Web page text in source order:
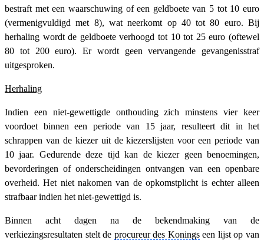
bestraft met een waarschuwing of een geldboete van 5 tot 10 euro
(vermenigvuldigd met 8), wat neerkomt op 40 tot 80 euro. Bij
herhaling wordt de geldboete verhoogd tot 10 tot 25 euro (oftewel
80 tot 200 euro). Er wordt geen vervangende gevangenisstraf
uitgesproken.
Herhaling
Indien een niet-gewettigde onthouding zich minstens vier keer
voordoet binnen een periode van 15 jaar, resulteert dit in het
schrappen van de kiezer uit de kiezerslijsten voor een periode van
10 jaar. Gedurende deze tijd kan de kiezer geen benoemingen,
bevorderingen of onderscheidingen ontvangen van een openbare
overheid. Het niet nakomen van de opkomstplicht is echter alleen
strafbaar indien het niet-gewettigd is.
Binnen acht dagen na de bekendmaking van de
verkiezingsresultaten stelt de procureur des Koningseen lijst op van